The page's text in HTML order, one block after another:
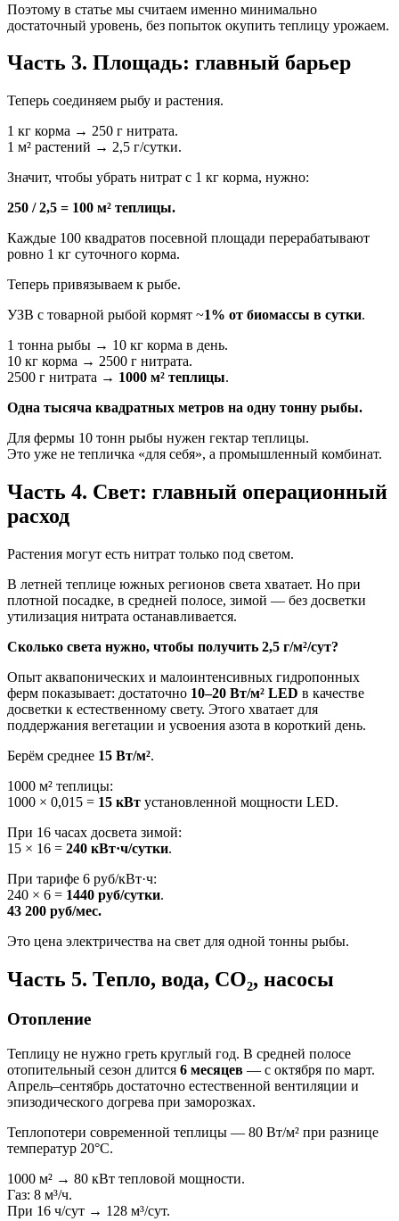
Поэтому в статье мы считаем именно минимально
достаточный уровень, без попыток окупить теплицу урожаем.
Часть 3. Площадь: главный барьер
Теперь соединяем рыбу и растения.
1 кг корма → 250 г нитрата.
1 м² растений → 2,5 г/сутки.
Значит, чтобы убрать нитрат с 1 кг корма, нужно:
250 / 2,5 = 100 м² теплицы.
Каждые 100 квадратов посевной площади перерабатывают
ровно 1 кг суточного корма.
Теперь привязываем к рыбе.
УЗВ с товарной рыбой кормят ~1% от биомассы в сутки.
1 тонна рыбы → 10 кг корма в день.
10 кг корма → 2500 г нитрата.
2500 г нитрата → 1000 м² теплицы.
Одна тысяча квадратных метров на одну тонну рыбы.
Для фермы 10 тонн рыбы нужен гектар теплицы.
Это уже не тепличка «для себя», а промышленный комбинат.
Часть 4. Свет: главный операционный
расход
Растения могут есть нитрат только под светом.
В летней теплице южных регионов света хватает. Но при
плотной посадке, в средней полосе, зимой — без досветки
утилизация нитрата останавливается.
Сколько света нужно, чтобы получить 2,5 г/м²/сут?
Опыт аквапонических и малоинтенсивных гидропонных
ферм показывает: достаточно 10–20 Вт/м² LED в качестве
досветки к естественному свету. Этого хватает для
поддержания вегетации и усвоения азота в короткий день.
Берём среднее 15 Вт/м².
1000 м² теплицы:
1000 × 0,015 = 15 кВт установленной мощности LED.
При 16 часах досвета зимой:
15 × 16 = 240 кВт·ч/сутки.
При тарифе 6 руб/кВт·ч:
240 × 6 = 1440 руб/сутки.
43 200 руб/мес.
Это цена электричества на свет для одной тонны рыбы.
Часть 5. Тепло, вода, CO₂, насосы
Отопление
Теплицу не нужно греть круглый год. В средней полосе
отопительный сезон длится 6 месяцев — с октября по март.
Апрель–сентябрь достаточно естественной вентиляции и
эпизодического догрева при заморозках.
Теплопотери современной теплицы — 80 Вт/м² при разнице
температур 20°С.
1000 м² → 80 кВт тепловой мощности.
Газ: 8 м³/ч.
При 16 ч/сут → 128 м³/сут.